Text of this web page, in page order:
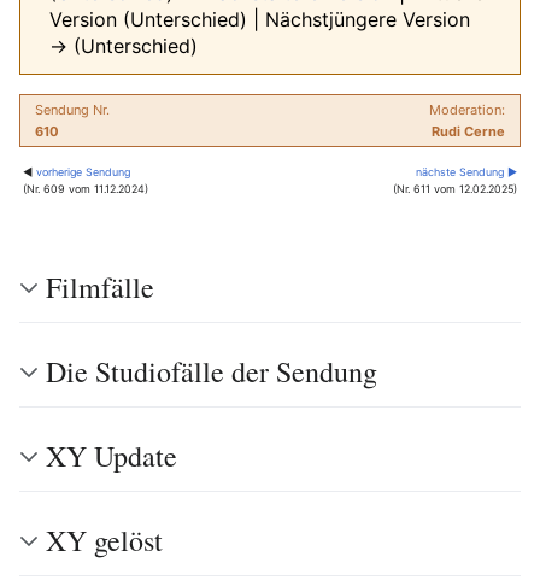
Version (Unterschied) | Nächstjüngere Version
→ (Unterschied)
Sendung Nr.
610
Moderation:
Rudi Cerne
◀ vorherige Sendung
(Nr. 609 vom 11.12.2024)
nächste Sendung ▶
(Nr. 611 vom 12.02.2025)
Filmfälle
Die Studiofälle der Sendung
XY Update
XY gelöst